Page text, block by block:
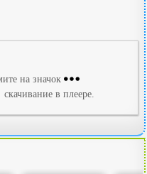
на значок
скачивание в плеере.